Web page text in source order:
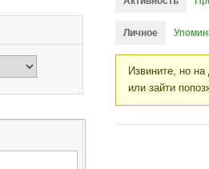
Личное
Извините, но
или зайти